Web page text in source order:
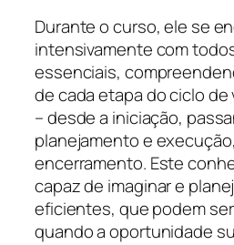
Durante o curso, ele se
intensivamente com
essenciais,
de cada etapa do ciclo
– desde a iniciação,
planejamento e
encerramento. Este
capaz de imaginar e
eficientes, que podem
quando a oportunidade